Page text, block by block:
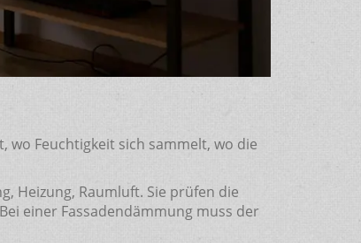
wo Feuchtigkeit sich sammelt, wo die
Heizung, Raumluft. Sie prüfen die
einer Fassadendämmung muss der